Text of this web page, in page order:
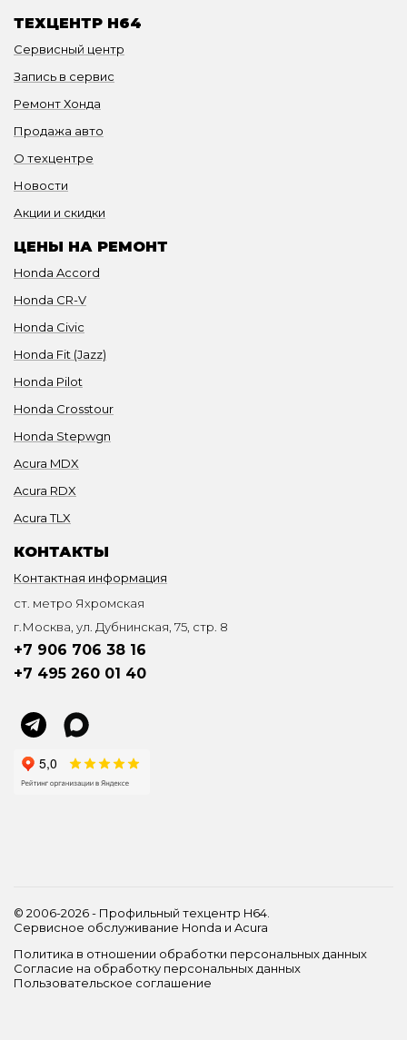
ТЕХЦЕНТР H64
Сервисный центр
Запись в сервис
Ремонт Хонда
Продажа авто
О техцентре
Новости
Акции и скидки
ЦЕНЫ НА РЕМОНТ
Honda Accord
Honda CR-V
Honda Civic
Honda Fit (Jazz)
Honda Pilot
Honda Crosstour
Honda Stepwgn
Acura MDX
Acura RDX
Acura TLX
КОНТАКТЫ
Контактная информация
ст. метро Яхромская
г.Москва, ул. Дубнинская, 75, стр. 8
+7 906 706 38 16
+7 495 260 01 40
© 2006-2026 - Профильный техцентр H64.
Сервисное обслуживание Honda и Acura
Политика в отношении обработки персональных данных
Согласие на обработку персональных данных
Пользовательское соглашение